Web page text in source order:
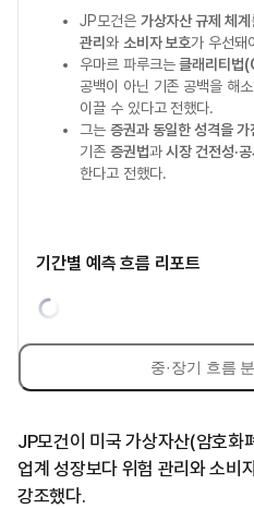
JP모건은 가상자산 규제 체계
관리와 소비자 보호가 우선돼
우마르 파루크는클래리티
공백이 아닌 기존 공백을 해소
이끌 수 있다고 전했다.
그는 증권과 동일한 성격을 가
기존 증권법과시장 건전성·
한다고 전했다.
기간별 예측 흐름 리포트
중·장기 흐름
JP모건이 미국 가상자산(암호화
업계 성장보다 위험 관리와 소비
강조했다.